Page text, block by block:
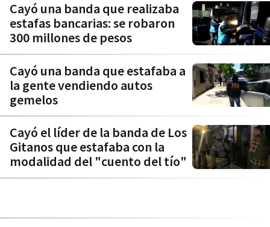
Cayó una banda que realizaba
estafas bancarias: se robaron
300 millones de pesos
Cayó una banda que estafaba a
la gente vendiendo autos
gemelos
Cayó el líder de la banda de Los
Gitanos que estafaba con la
modalidad del "cuento del tío"